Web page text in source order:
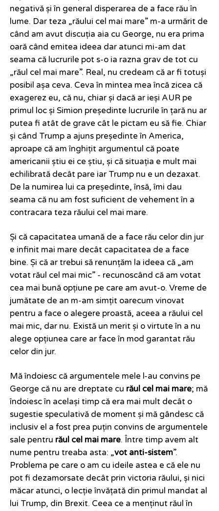
negativă și în general disperarea de a face rău în
lume. Dar teza „răului cel mai mare” m-a urmărit de
când am avut discuția aia cu George, nu era prima
oară când emitea ideea dar atunci mi-am dat
seama că lucrurile pot s-o ia razna grav de tot cu
„răul cel mai mare”. Real, nu credeam că ar fi totuși
posibil așa ceva. Ceva în mintea mea încă zicea că
exagerez eu, că nu, chiar și dacă ar ieși AUR pe
primul loc și Simion președinte lucrurile în țară nu ar
putea fi atât de grave cât le pictam eu să fie. Chiar
și când Trump a ajuns președinte în America,
aproape că am înghițit argumentul că poate
americanii știu ei ce știu, și că situația e mult mai
echilibrată decât pare iar Trump nu e un dezaxat.
De la numirea lui ca președinte, însă, îmi dau
seama că nu am fost suficient de vehement în a
contracara teza răului cel mai mare.
Și că capacitatea umană de a face rău celor din jur
e infinit mai mare decât capacitatea de a face
bine. Și că ar trebui să renunțăm la ideea că „am
votat răul cel mai mic” - recunoscând că am votat
cea mai bună opțiune pe care am avut-o. Vreme de
jumătate de an m-am simțit oarecum vinovat
pentru a face o alegere proastă, aceea a răului cel
mai mic, dar nu. Există un merit și o virtute în a nu
alege opțiunea care ar face în mod garantat rău
celor din jur.
Mă îndoiesc că argumentele mele l-au convins pe
George că nu are dreptate cu răul cel mai mare; mă
îndoiesc în același timp că era mai mult decât o
sugestie speculativă de moment și mă gândesc că
inclusiv el a fost prea puțin convins de argumentele
sale pentru răul cel mai mare. Între timp avem alt
nume pentru treaba asta: „vot anti-sistem”.
Problema pe care o am cu ideile astea e că ele nu
pot fi dezamorsate decât prin victoria răului, și nici
măcar atunci, o lecție învățată din primul mandat al
lui Trump, din Brexit. Ceea ce a menținut răul în